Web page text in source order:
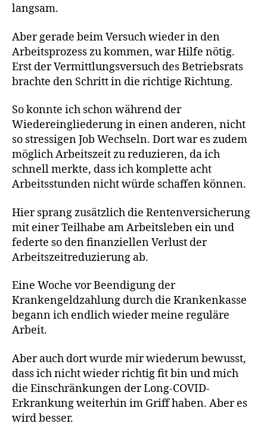
langsam.
Aber gerade beim Versuch wieder in den
Arbeitsprozess zu kommen, war Hilfe nötig.
Erst der Vermittlungsversuch des Betriebsrats
brachte den Schritt in die richtige Richtung.
So konnte ich schon während der
Wiedereingliederung in einen anderen, nicht
so stressigen Job Wechseln. Dort war es zudem
möglich Arbeitszeit zu reduzieren, da ich
schnell merkte, dass ich komplette acht
Arbeitsstunden nicht würde schaffen können.
Hier sprang zusätzlich die Rentenversicherung
mit einer Teilhabe am Arbeitsleben ein und
federte so den finanziellen Verlust der
Arbeitszeitreduzierung ab.
Eine Woche vor Beendigung der
Krankengeldzahlung durch die Krankenkasse
begann ich endlich wieder meine reguläre
Arbeit.
Aber auch dort wurde mir wiederum bewusst,
dass ich nicht wieder richtig fit bin und mich
die Einschränkungen der Long-COVID-
Erkrankung weiterhin im Griff haben. Aber es
wird besser.